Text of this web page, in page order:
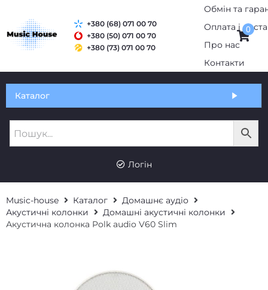
Обмін та гарантія
Про нас
+380 (50) 071 00 70
+380 (73) 071 00 70
0
RU
Логін
Music-house Каталог
Домашнє аудіо
Акустичні колонки
Домашні акустичні колонки
Акустична колонка Polk audio V60 Slim